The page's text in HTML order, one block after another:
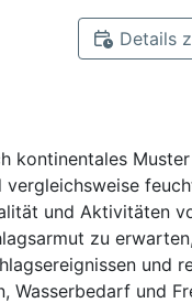
Details
kontinentales
vergleichsweise
und Aktivitäten
zu
und
Wasserbedarf und